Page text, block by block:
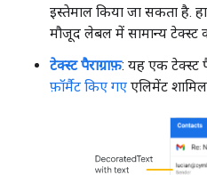
इस्तेमाल किया जा सकता है.
मौजूद लेबल में सामान्य टेक्स्ट
टेक्स्ट पैराग्राफ़: यह एक टेक्स्ट
फ़ॉर्मैट किए गए एलिमेंट